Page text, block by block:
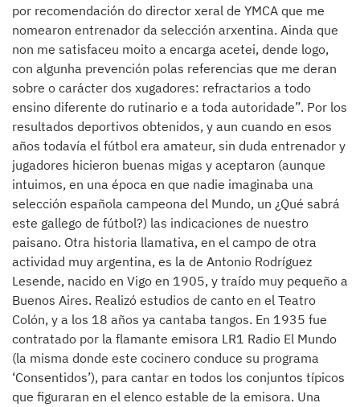
por recomendación do director xeral de YMCA que me
nomearon entrenador da selección arxentina. Ainda que
non me satisfaceu moito a encarga acetei, dende logo,
con algunha prevención polas referencias que me deran
sobre o carácter dos xugadores: refractarios a todo
ensino diferente do rutinario e a toda autoridade”. Por los
resultados deportivos obtenidos, y aun cuando en esos
años todavía el fútbol era amateur, sin duda entrenador y
jugadores hicieron buenas migas y aceptaron (aunque
intuimos, en una época en que nadie imaginaba una
selección española campeona del Mundo, un ¿Qué sabrá
este gallego de fútbol?) las indicaciones de nuestro
paisano. Otra historia llamativa, en el campo de otra
actividad muy argentina, es la de Antonio Rodríguez
Lesende, nacido en Vigo en 1905, y traído muy pequeño a
Buenos Aires. Realizó estudios de canto en el Teatro
Colón, y a los 18 años ya cantaba tangos. En 1935 fue
contratado por la flamante emisora LR1 Radio El Mundo
(la misma donde este cocinero conduce su programa
‘Consentidos’), para cantar en todos los conjuntos típicos
que figuraran en el elenco estable de la emisora. Una